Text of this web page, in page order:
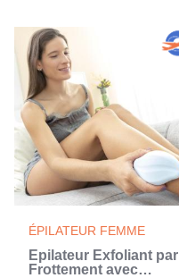
ÉPILATEUR FEMME
Épilateur Exfoliant par
Frottement avec